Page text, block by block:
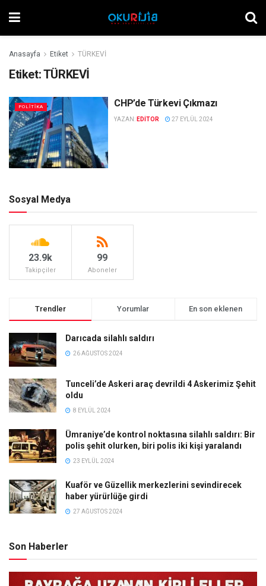
Anasayfa Etiket TÜRKEVİ
Etiket:TÜRKEVİ
POLITIKA CHP’de Türkevi Çıkmazı
YAZAN: EDITOR 27 EYLÜL 2024
Sosyal Medya
23.9k
Takipçiler
99
Aboneler
Trendler Yorumlar En son eklenen
Darıcada silahlı saldırı
26 AĞUSTOS 2024
Tunceli’de Askeri araç devrildi 4 Askerimiz Şehit
oldu
8 EYLÜL 2024
Ümraniye’de kontrol noktasına silahlı saldırı: Bir
polis şehit olurken, biri polis iki kişi yaralandı
23 EYLÜL 2024
Kuaför ve Güzellik merkezlerini sevindirecek
haber yürürlüğe girdi
27 AĞUSTOS 2024
Son Haberler